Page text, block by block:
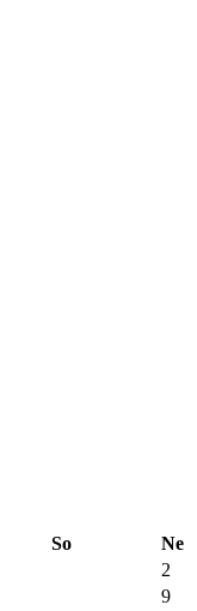
So
Ne
2
9